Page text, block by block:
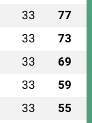
33 77
33 73
33 69
33 59
33 55